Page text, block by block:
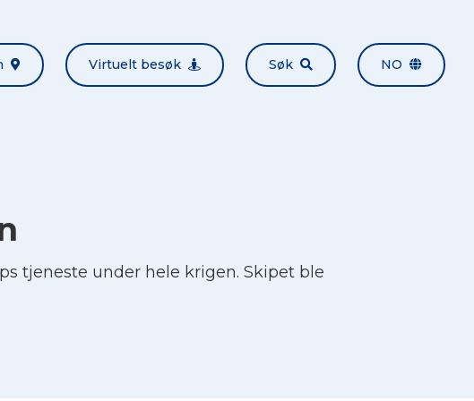
Virtuelt besøk Søk NO
tjeneste under hele krigen. Skipet ble